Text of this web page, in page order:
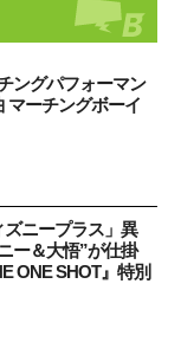
ングパフォーマン
マーチングボーイ
ズニープラス」異
ー＆大悟”が仕掛
ONE SHOT』特別